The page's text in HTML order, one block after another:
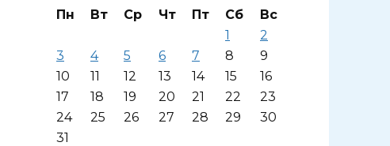
Пн Вт Ср Чт Пт Сб
Вс
1
2
3
4 5 6 7 8
9
10
11 12 13 14 15
16
17
18 19 20 21 22
23
24
25 26 27 28 29
30
31